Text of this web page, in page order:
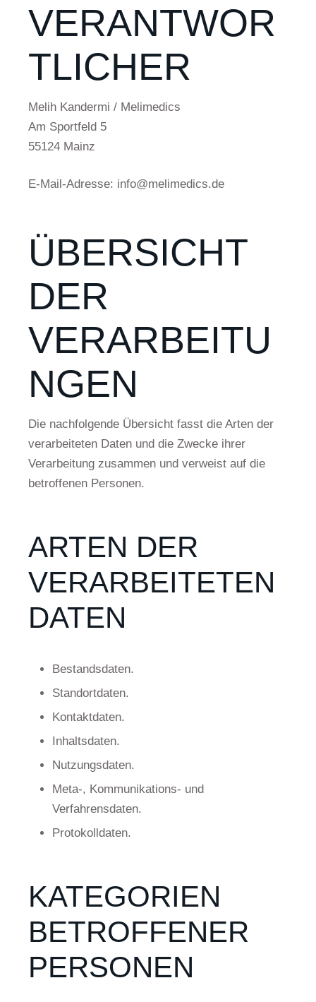
VERANTWOR
TLICHER
Melih Kandermi / Melimedics
Am Sportfeld 5
55124 Mainz
E-Mail-Adresse: info@melimedics.de
ÜBERSICHT
DER
VERARBEITU
NGEN
Die nachfolgende Übersicht fasst die Arten der
verarbeiteten Daten und die Zwecke ihrer
Verarbeitung zusammen und verweist auf die
betroffenen Personen.
ARTEN DER
VERARBEITETEN
DATEN
Bestandsdaten.
Standortdaten.
Kontaktdaten.
Inhaltsdaten.
Nutzungsdaten.
Meta-, Kommunikations- und
Verfahrensdaten.
Protokolldaten.
KATEGORIEN
BETROFFENER
PERSONEN